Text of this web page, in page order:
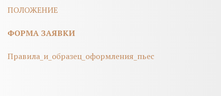
ПОЛОЖЕНИЕ
ФОРМА ЗАЯВКИ
Правила_и_образец_оформления_пьес